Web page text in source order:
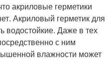
акриловые герметики
Акриловый герметик для
водостойкие. Даже в тех
с ним
влажности может